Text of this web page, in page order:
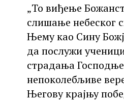
„То виђење
слишање небеског
Њему као Сину
да послужи
страдања
непоколебљиве
Његову крајњу